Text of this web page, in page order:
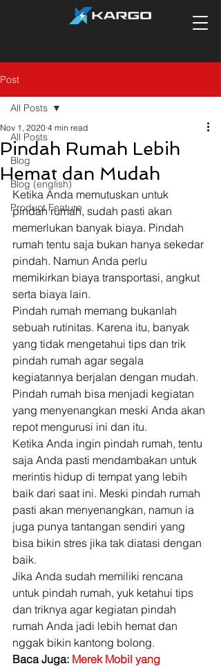
Post
All Posts
Blog
Blog (english)
Product Feature
All Posts
Pindah Rumah Lebih
Hemat dan Mudah
Nov 1, 2020 4 min read
Ketika Anda memutuskan untuk
pindah rumah, sudah pasti akan
memerlukan banyak biaya. Pindah
rumah tentu saja bukan hanya sekedar
pindah. Namun Anda perlu
memikirkan biaya transportasi, angkut
serta biaya lain.
Pindah rumah memang bukanlah
sebuah rutinitas. Karena itu, banyak
yang tidak mengetahui tips dan trik
pindah rumah agar segala
kegiatannya berjalan dengan mudah.
Pindah rumah bisa menjadi kegiatan
yang menyenangkan meski Anda akan
repot mengurusi ini dan itu.
Ketika Anda ingin pindah rumah, tentu
saja Anda pasti mendambakan untuk
merintis hidup di tempat yang lebih
baik dari saat ini. Meski pindah rumah
pasti akan menyenangkan, namun ia
juga punya tantangan sendiri yang
bisa bikin stres jika tak diatasi dengan
baik.
Jika Anda sudah memiliki rencana
untuk pindah rumah, yuk ketahui tips
dan triknya agar kegiatan pindah
rumah Anda jadi lebih hemat dan
nggak bikin kantong bolong.
Baca Juga: Merek Mobil yang